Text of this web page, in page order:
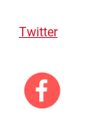
Twitter